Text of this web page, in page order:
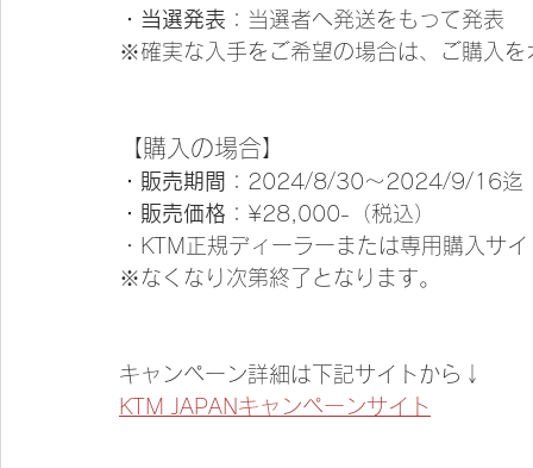
・当選発表 ：当選者へ発送をもって発表
※確実な入手をご希望の場合は、ご購入を
【購入の場合】
・販売期間 ：2024/8/30〜2024/9/16迄
・販売価格 ：¥28,000-（税込）
・KTM正規ディーラーまたは専用購入サイ
※なくなり次第終了となります。
キャンペーン詳細は下記サイトから↓
KTM JAPANキャンペーンサイト